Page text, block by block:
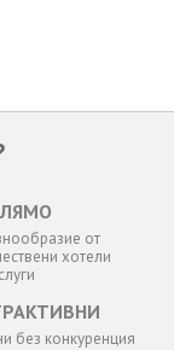
от
хотели
без конкуренция